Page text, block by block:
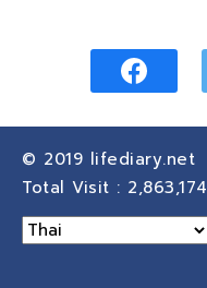
© 2019 lifediary.net
Total Visit : 2,863,174